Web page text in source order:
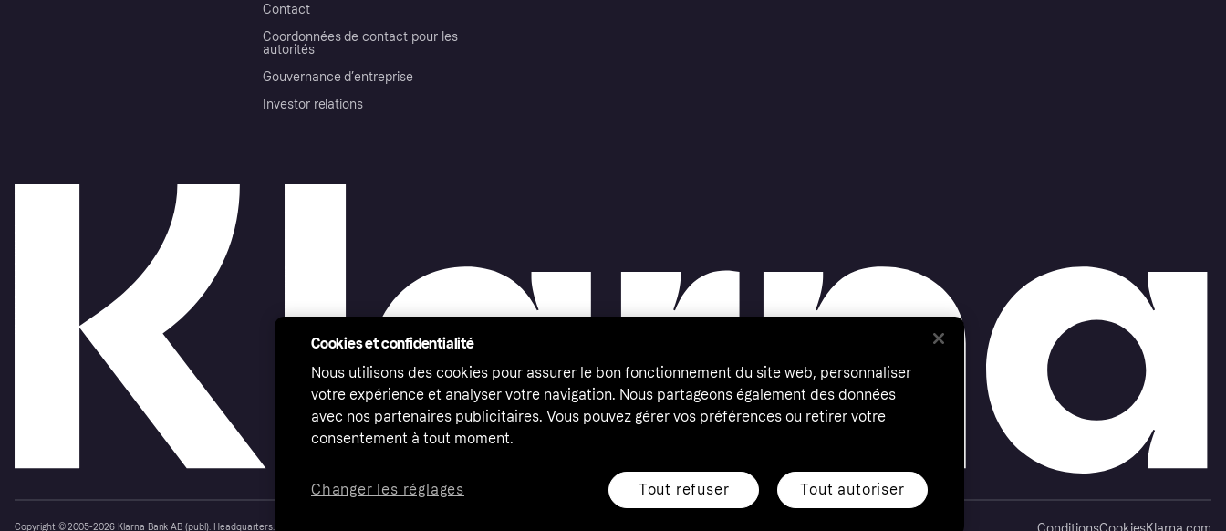
Contact
Coordonnées de contact pour les
autorités
Gouvernance d’entreprise
Investor relations
Copyright © 2005-2026 Klarna Bank AB (publ). Headquarters: Stockholm, Sweden. All rights reserved. Klarna Bank AB (publ). Sveavägen 46, 111 34
Cookies et confidentialité
Nous utilisons des cookies pour assurer le bon fonctionnement du site web, personnaliser
votre expérience et analyser votre navigation. Nous partageons également des données
avec nos partenaires publicitaires. Vous pouvez gérer vos préférences ou retirer votre
consentement à tout moment.
Tout refuser Tout autoriser
Changer les réglages